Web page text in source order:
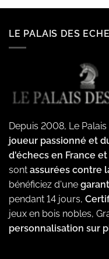
LE PALAIS DES
Depuis 2008, Le
joueur passionné et
d'échecs en France
sont assurées contre
bénéficiez d'une
pendant 14 jours,
jeux en bois nobles,
personnalisation sur